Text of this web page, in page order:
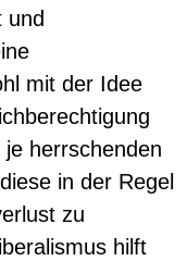
und
mit der Idee
herrschenden
in der Regel
zu
hilft